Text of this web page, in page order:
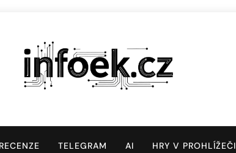
RECENZE TELEGRAM AI HRY V PROHLÍŽEČI